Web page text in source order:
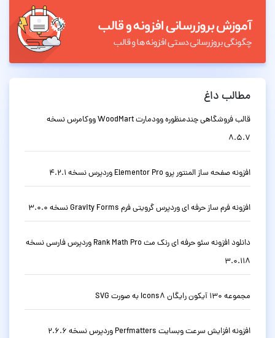
مطالب داغ
قالب فروشگاهی چندمنظوره وودمارت WoodMart ووکامرس نسخه
8.5.7
افزونه صفحه ساز المنتور پرو Elementor Pro وردپرس نسخه 4.2.1
افزونه فرم ساز حرفه ای وردپرس گرویتی فرم Gravity Forms نسخه 3.0.0
دانلود افزونه سئو حرفه ای رنک مث Rank Math Pro وردپرس فارسی نسخه
3.0.118
مجموعه 130 آیکون رایگان Icons8 به صورت SVG
افزونه افزایش سرعت وبسایت Perfmatters وردپرس نسخه 2.6.6